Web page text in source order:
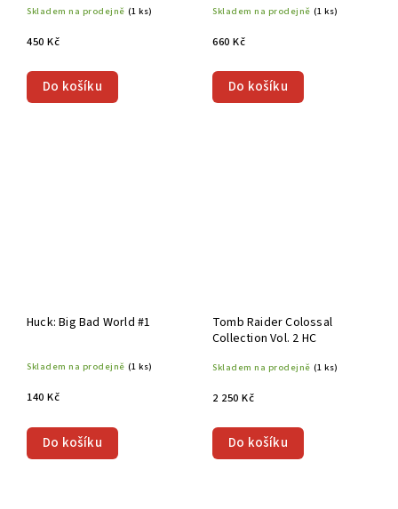
Skladem na prodejně (1 ks)
450 Kč
Do košíku
Skladem na prodejně (1 ks)
660 Kč
Do košíku
Huck: Big Bad World #1
Skladem na prodejně (1 ks)
140 Kč
Do košíku
Tomb Raider Colossal
Collection Vol. 2 HC
Skladem na prodejně (1 ks)
2 250 Kč
Do košíku